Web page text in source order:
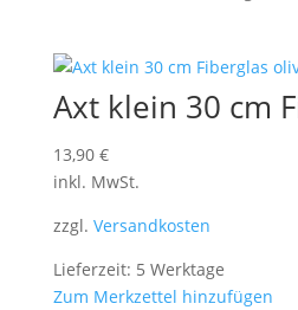
Axt klein 30 cm
13,90 €
inkl. MwSt.
zzgl. Versandkosten
Lieferzeit: 5 Werktage
Zum Merkzettel hinzufügen